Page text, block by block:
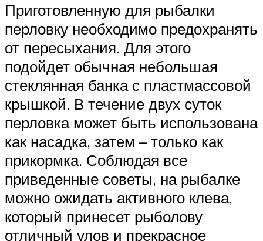
Приготовленную для рыбалки
перловку необходимо предохранять
от пересыхания. Для этого
подойдет обычная небольшая
стеклянная банка с пластмассовой
крышкой. В течение двух суток
перловка может быть использована
как насадка, затем – только как
прикормка. Соблюдая все
приведенные советы, на рыбалке
можно ожидать активного клева,
который принесет рыболову
отличный улов и прекрасное